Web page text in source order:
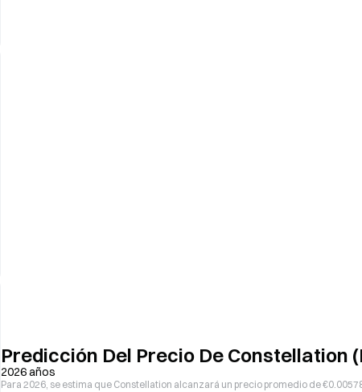
Predicción Del Precio De Constellation
2026 años
Para 2026, se estima que Constellation alcanzará un precio promedio de